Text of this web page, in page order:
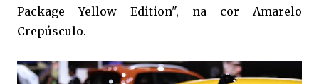
Package Yellow Edition", na cor Amarelo
Crepúsculo.